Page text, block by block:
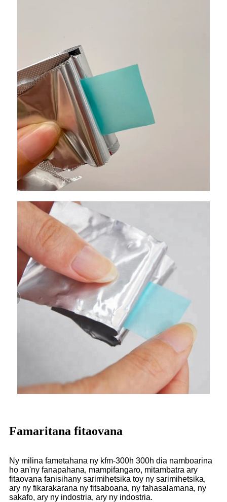
Famaritana fitaovana
Ny milina fametahana ny kfm-300h 300h dia namboarina
ho an'ny fanapahana, mampifangaro, mitambatra ary
fitaovana fanisihany sarimihetsika toy ny sarimihetsika,
ary ny fikarakarana ny fitsaboana, ny fahasalamana, ny
sakafo, ary ny indostria, ary ny indostria.